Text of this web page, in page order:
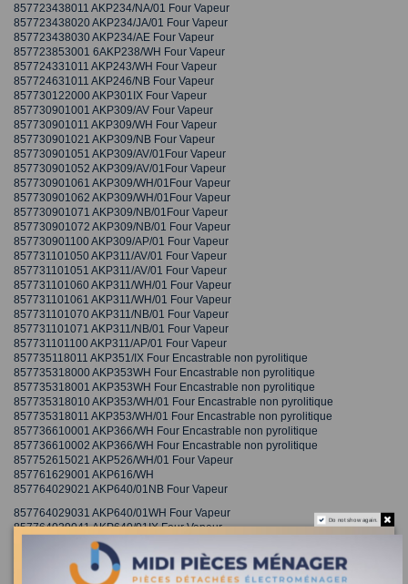
857723438011 AKP234/NA/01 Four Vapeur
857723438020 AKP234/JA/01 Four Vapeur
857723438030 AKP234/AE Four Vapeur
857723853001 6AKP238/WH Four Vapeur
857724331011 AKP243/WH Four Vapeur
857724631011 AKP246/NB Four Vapeur
857730122000 AKP301IX Four Vapeur
857730901001 AKP309/AV Four Vapeur
857730901011 AKP309/WH Four Vapeur
857730901021 AKP309/NB Four Vapeur
857730901051 AKP309/AV/01Four Vapeur
857730901052 AKP309/AV/01Four Vapeur
857730901061 AKP309/WH/01Four Vapeur
857730901062 AKP309/WH/01Four Vapeur
857730901071 AKP309/NB/01Four Vapeur
857730901072 AKP309/NB/01 Four Vapeur
857730901100 AKP309/AP/01 Four Vapeur
857731101050 AKP311/AV/01 Four Vapeur
857731101051 AKP311/AV/01 Four Vapeur
857731101060 AKP311/WH/01 Four Vapeur
857731101061 AKP311/WH/01 Four Vapeur
857731101070 AKP311/NB/01 Four Vapeur
857731101071 AKP311/NB/01 Four Vapeur
857731101100 AKP311/AP/01 Four Vapeur
857735118011 AKP351/IX Four Encastrable non pyrolitique
857735318000 AKP353WH Four Encastrable non pyrolitique
857735318001 AKP353WH Four Encastrable non pyrolitique
857735318010 AKP353/WH/01 Four Encastrable non pyrolitique
857735318011 AKP353/WH/01 Four Encastrable non pyrolitique
857736610001 AKP366/WH Four Encastrable non pyrolitique
857736610002 AKP366/WH Four Encastrable non pyrolitique
857752615021 AKP526/WH/01 Four Vapeur
857761629001 AKP616/WH
857764029021 AKP640/01NB Four Vapeur
857764029031 AKP640/01WH Four Vapeur
857764029041 AKP640/01IX Four Vapeur
857771001002 AKP710/WH Four Vapeur
857771101050 AKP711/IX/01 Four Vapeur
857775218031 AKP752/WH Four Vapeur
Do not show again.